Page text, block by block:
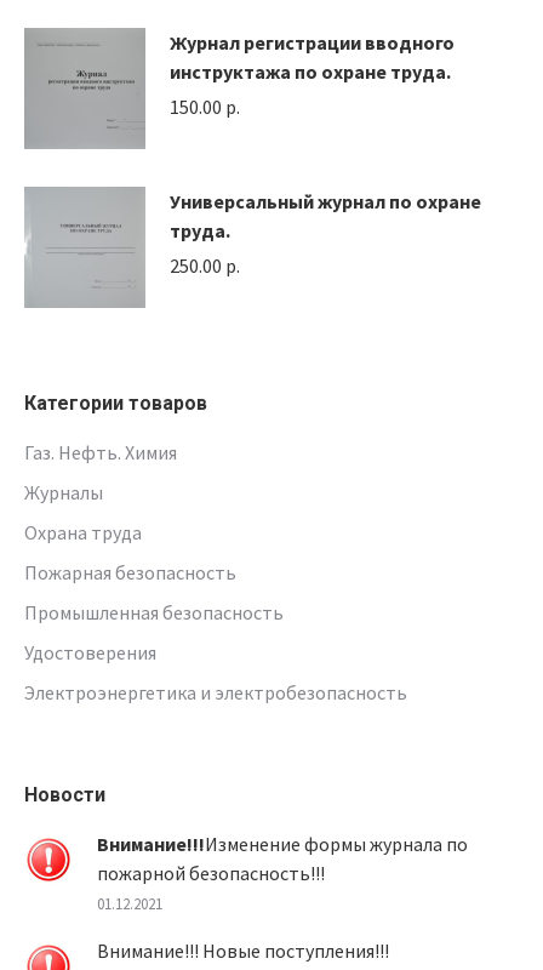
Журнал регистрации вводного
инструктажа по охране труда.
150.00 р.
Универсальный журнал по охране
труда.
250.00 р.
Категории товаров
Газ. Нефть. Химия
Журналы
Охрана труда
Пожарная безопасность
Промышленная безопасность
Удостоверения
Электроэнергетика и электробезопасность
Новости
Внимание!!!Изменение формы журнала по
пожарной безопасность!!!
01.12.2021
Внимание!!! Новые поступления!!!